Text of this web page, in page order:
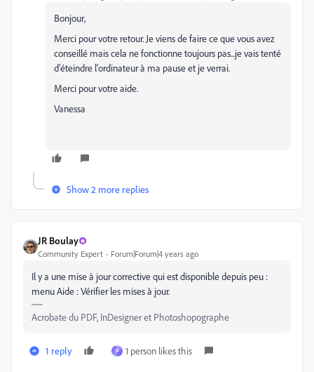
Bonjour,
Merci pour votre retour. Je viens de faire ce que vous avez
conseillé mais cela ne fonctionne toujours pas...je vais tenté
d'éteindre l'ordinateur à ma pause et je verrai.
Merci pour votre aide.
Vanessa
Show 2 more replies
JR Boulay
Community Expert Forum|Forum|4 years ago
Il y a une mise à jour corrective qui est disponible depuis peu :
menu Aide : Vérifier les mises à jour.
Acrobate du PDF, InDesigner et Photoshopographe
1 reply P 1 person likes this